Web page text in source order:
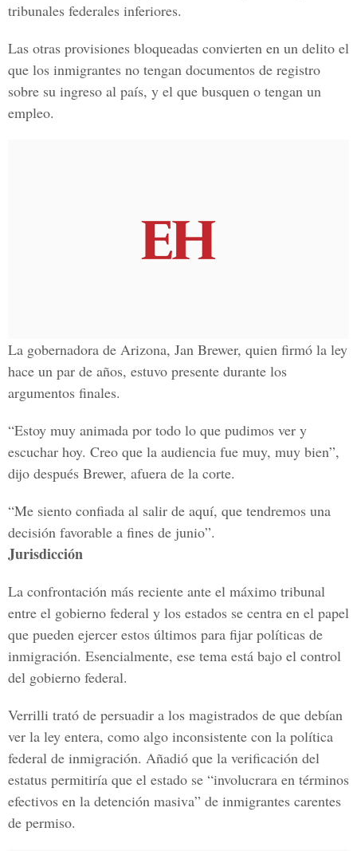
tribunales federales inferiores.
Las otras provisiones bloqueadas convierten en un delito el
que los inmigrantes no tengan documentos de registro
sobre su ingreso al país, y el que busquen o tengan un
empleo.
La gobernadora de Arizona, Jan Brewer, quien firmó la ley
hace un par de años, estuvo presente durante los
argumentos finales.
“Estoy muy animada por todo lo que pudimos ver y
escuchar hoy. Creo que la audiencia fue muy, muy bien”,
dijo después Brewer, afuera de la corte.
“Me siento confiada al salir de aquí, que tendremos una
decisión favorable a fines de junio”.
Jurisdicción
La confrontación más reciente ante el máximo tribunal
entre el gobierno federal y los estados se centra en el papel
que pueden ejercer estos últimos para fijar políticas de
inmigración. Esencialmente, ese tema está bajo el control
del gobierno federal.
Verrilli trató de persuadir a los magistrados de que debían
ver la ley entera, como algo inconsistente con la política
federal de inmigración. Añadió que la verificación del
estatus permitiría que el estado se “involucrara en términos
efectivos en la detención masiva” de inmigrantes carentes
de permiso.